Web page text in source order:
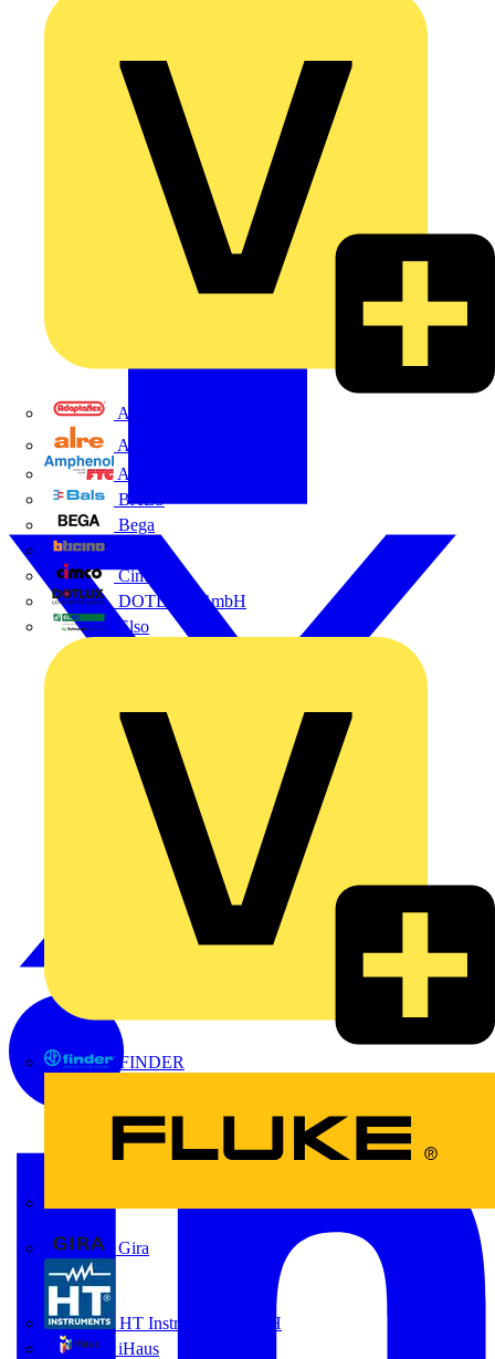
Adaptaflex
Alre
Amphenol FTG
BALS
Bega
Bticino
Cimco
DOTLUX GmbH
Elso
FINDER
Gira
HT Instruments GmbH
iHaus